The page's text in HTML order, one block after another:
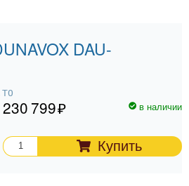
DAU-
230 799 в наличии
Купить